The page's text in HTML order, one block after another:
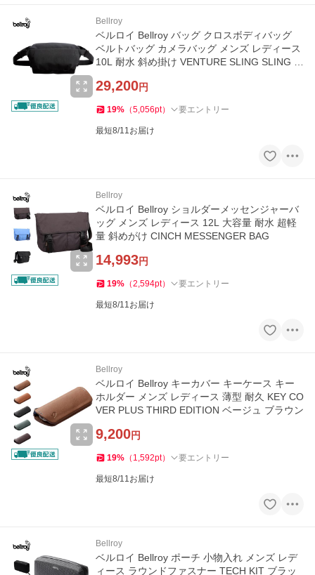
Bellroy
ベルロイ Bellroy バッグ クロスボディバッグ
ベルトバッグ カメラバッグ メンズ レディース
10L 耐水 斜め掛け VENTURE SLING SLING C
29,200円
19% （5,056pt） 要エントリー
最短8/11お届け
Bellroy
ベルロイ Bellroy ショルダーメッセンジャーバ
ッグ メンズ レディース 12L 大容量 耐水 超軽
量 斜めがけ CINCH MESSENGER BAG
14,993円
19% （2,594pt） 要エントリー
最短8/11お届け
Bellroy
ベルロイ Bellroy キーカバー キーケース キー
ホルダー メンズ レディース 薄型 耐久 KEY CO
VER PLUS THIRD EDITION ベージュ ブラウン
9,200円
19% （ 1,592pt） 要エントリー
最短8/11お届け
Bellroy
ベルロイ Bellroy ポーチ 小物入れ メンズ レデ
ィース ラウンドファスナー TECH KIT ブラッ